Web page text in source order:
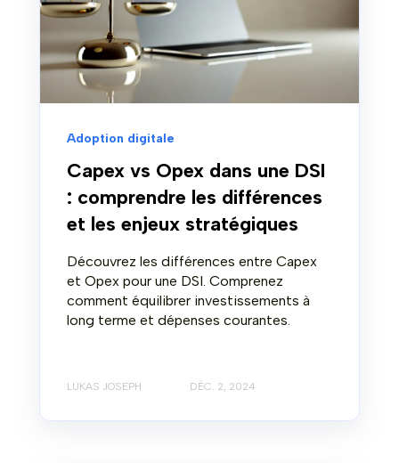
Adoption digitale
Capex vs Opex dans une DSI
: comprendre les différences
et les enjeux stratégiques
Découvrez les différences entre Capex
et Opex pour une DSI. Comprenez
comment équilibrer investissements à
long terme et dépenses courantes.
LUKAS JOSEPH DÉC. 2, 2024